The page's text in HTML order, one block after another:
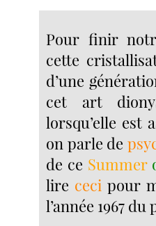
Pour finir
cette
d’une
cet art
lorsqu’elle est
on parle de
de ce Summer
lire ceci pour
l’année 1967